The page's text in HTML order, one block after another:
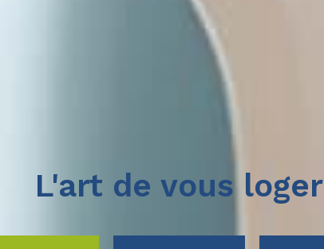
L'art de vous loger